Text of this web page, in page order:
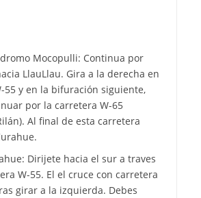
Mocopulli: Continua por
LlauLlau. Gira a la derecha en
55 y en la bifuración siguiente,
por la carretera W-65
Al final de esta carretera
Dirijete hacia el sur a traves
W-55. El el cruce con carretera
girar a la izquierda. Debes